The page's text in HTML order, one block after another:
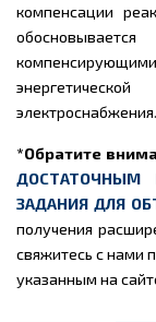
компенсации
электроснабжения.
*Обратите
ДОСТАТОЧНЫМ
ЗАДАНИЯ ДЛЯ
получения
свяжитесь с нами
указанным на